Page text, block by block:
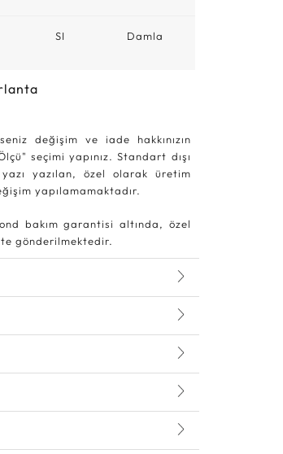
SI Damla
değişim ve iade hakkınızın
seçimi yapınız. Standart dışı
yazılan, özel olarak üretim
yapılamamaktadır.
bakım garantisi altında, özel
gönderilmektedir.